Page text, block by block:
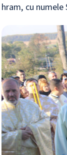
hram, cu